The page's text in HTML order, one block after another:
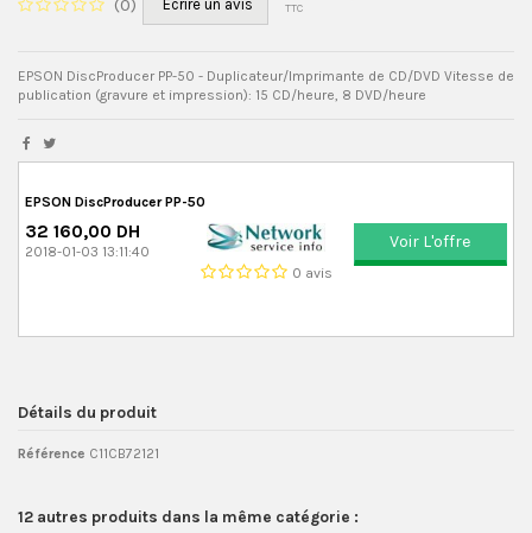
(0) Ecrire un avis TTC
EPSON DiscProducer PP-50 - Duplicateur/Imprimante de CD/DVD Vitesse de
publication (gravure et impression): 15 CD/heure, 8 DVD/heure
EPSON DiscProducer PP-50
32 160,00 DH
2018-01-03 13:11:40
0 avis
Voir L'offre
Détails du produit
Référence C11CB72121
12 autres produits dans la même catégorie :